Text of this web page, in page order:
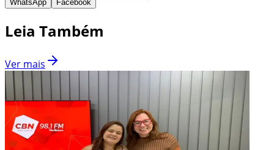
WhatsApp Facebook
Leia Também
Ver mais